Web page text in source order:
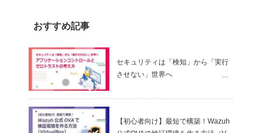
おすすめ記事
セキュリティは「検知」から「実行
させない」世界へ
ゼロトラストの考え方
【初心者向け】最短で構築！Wazuh